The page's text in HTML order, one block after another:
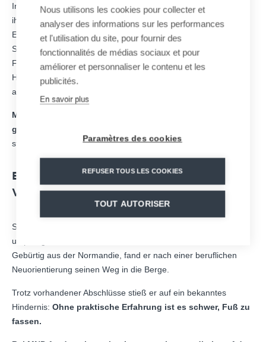
In der Werkhalle von MND in Sainte-Hélène-du-Lac nennt man
ihn nur „den Champion“.
Ein Spitzname, der in seinen Anfangstagen entstand – als das
Schweißen noch ein Lernprozess voller Fehler… und schneller
Fortschritte war.
Heute passt der Spitzname mehr denn je – jedoch aus ganz
anderen Gründen.
Mathieu ist zu einer festen Größe in der Werkhalle
geworden
ständigen Drang, sich weiterzuentwickeln.
EIN UNGEWÖHNLICHER WEG, GEPRÄGT
VOM LERNEN
Seit 2017 arbeitet Mathieu als
ursprünglich nicht aus der Industrie kommt.
Gebürtig aus der Normandie, fand er nach einer beruflichen
Neuorientierung seinen Weg in die Berge.
Trotz vorhandener Abschlüsse stieß er auf ein bekanntes
Hindernis: Ohne praktische Erfahrung ist es schwer, Fuß zu
fassen.
Nous utilisons les cookies pour collecter et
analyser des informations sur les performances
et l'utilisation du site, pour fournir des
fonctionnalités de médias sociaux et pour
améliorer et personnaliser le contenu et les
publicités.
En savoir plus
Paramètres des cookies
REFUSER TOUS LES COOKIES
TOUT AUTORISER